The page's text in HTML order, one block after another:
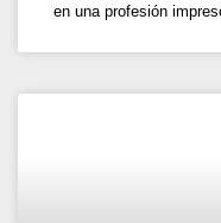
en una profesión